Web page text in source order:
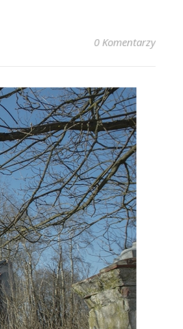
0 Komentarzy